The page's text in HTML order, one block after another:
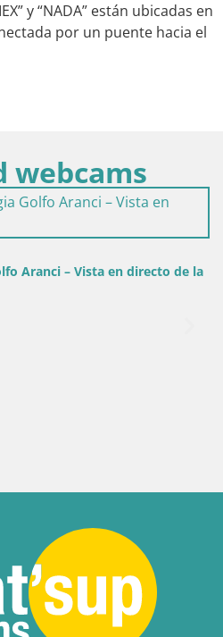
y “NADA” están ubicadas en
por un puente hacia el
webcams
directo de la